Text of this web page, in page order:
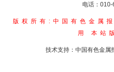
电话：
版权所有:中国有色金属报
用 本站
技术支持：中国有色金属